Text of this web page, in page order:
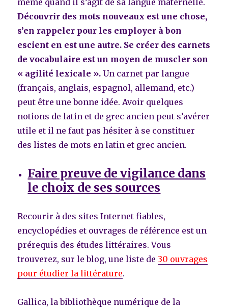
même quand il s’agit de sa langue maternelle.
Découvrir des mots nouveaux est une chose,
s’en rappeler pour les employer à bon
escient en est une autre. Se créer des carnets
de vocabulaire est un moyen de muscler son
« agilité lexicale ». Un carnet par langue
(français, anglais, espagnol, allemand, etc.)
peut être une bonne idée. Avoir quelques
notions de latin et de grec ancien peut s’avérer
utile et il ne faut pas hésiter à se constituer
des listes de mots en latin et grec ancien.
Faire preuve de vigilance dans
le choix de ses sources
Recourir à des sites Internet fiables,
encyclopédies et ouvrages de référence est un
prérequis des études littéraires. Vous
trouverez, sur le blog, une liste de 30 ouvrages
pour étudier la littérature.
Gallica, la bibliothèque numérique de la